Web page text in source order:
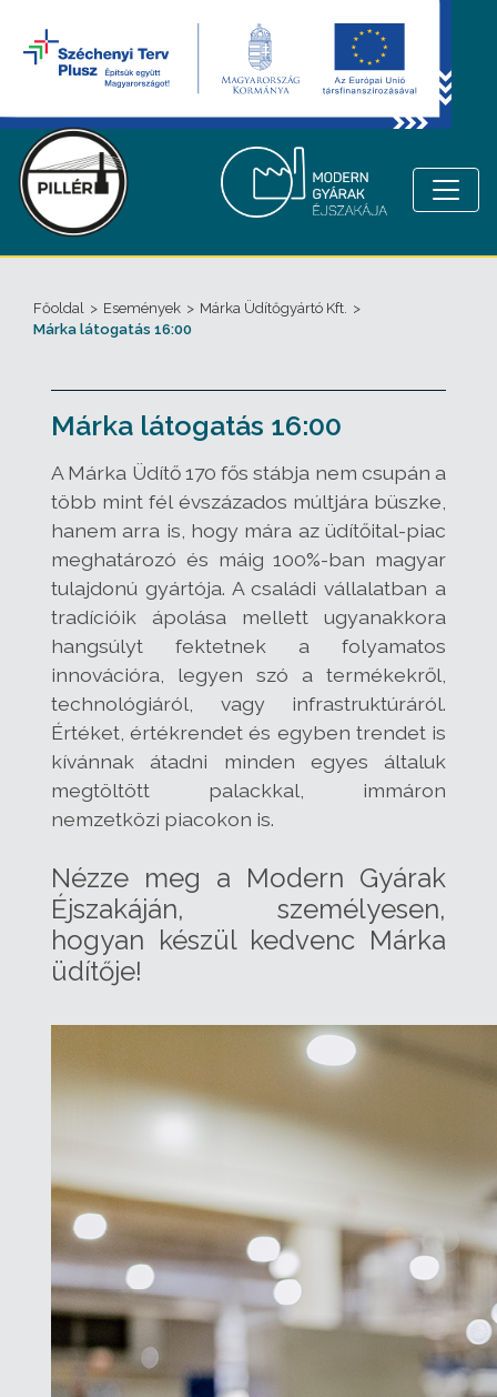
Főoldal > Események > Márka Üdítőgyártó Kft. >
Márka látogatás 16:00
Márka látogatás 16:00
A Márka Üdítő 170 fős stábja nem csupán a
több mint fél évszázados múltjára büszke,
hanem arra is, hogy mára az üdítőital-piac
meghatározó és máig 100%-ban magyar
tulajdonú gyártója. A családi vállalatban a
tradícióik ápolása mellett ugyanakkora
hangsúlyt fektetnek a folyamatos
innovációra, legyen szó a termékekről,
technológiáról, vagy infrastruktúráról.
Értéket, értékrendet és egyben trendet is
kívánnak átadni minden egyes általuk
megtöltött palackkal, immáron
nemzetközi piacokon is.
Nézze meg a Modern Gyárak
Éjszakáján, személyesen,
hogyan készül kedvenc Márka
üdítője!